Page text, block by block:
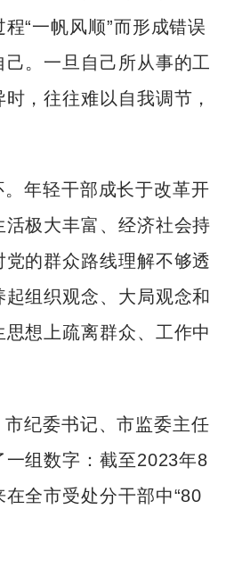
“一帆风顺”而形成错误
。一旦自己所从事的工
，往往难以自我调节，
年轻干部成长于改革开
极大丰富、经济社会持
的群众路线理解不够透
组织观念、大局观念和
想上疏离群众、工作中
纪委书记、市监委主任
组数字：截至2023年8
全市受处分干部中“80